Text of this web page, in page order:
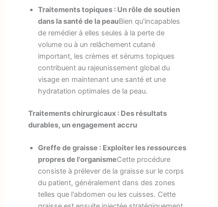
Traitements topiques : Un rôle de soutien
dans la santé de la peauBien qu'incapables
de remédier à elles seules à la perte de
volume ou à un relâchement cutané
important, les crèmes et sérums topiques
contribuent au rajeunissement global du
visage en maintenant une santé et une
hydratation optimales de la peau.
Traitements chirurgicaux : Des résultats
durables, un engagement accru
Greffe de graisse : Exploiter les ressources
propres de l'organismeCette procédure
consiste à prélever de la graisse sur le corps
du patient, généralement dans des zones
telles que l'abdomen ou les cuisses. Cette